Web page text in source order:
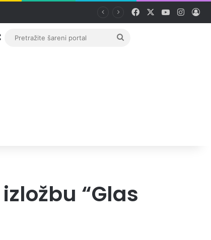
Facebook YouTube
Random članak
Pretražite
“Glas